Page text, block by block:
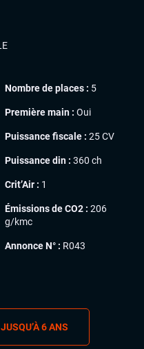
Nombre de places : 5
Première main : Oui
Puissance fiscale : 25 CV
Puissance din : 360 ch
Crit’Air : 1
Émissions de CO2 : 206
g/kmc
Annonce N° : R043
6 ANS